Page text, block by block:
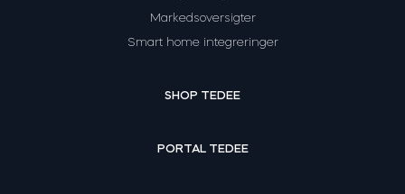
Markedsoversigter
Smart home integreringer
SHOP TEDEE
PORTAL TEDEE